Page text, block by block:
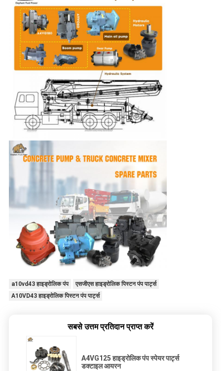
a10vd43 हाइड्रोलिक पंप
एसजीएस हाइड्रोलिक पिस्टन पंप पार्ट्स
A10VD43 हाइड्रोलिक पिस्टन पंप पार्ट्स
सबसे उत्तम प्रतिदान प्राप्त करें
A4VG125 हाइड्रोलिक पंप स्पेयर पार्ट्स
डक्टाइल आयरन